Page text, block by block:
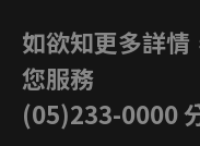
如欲知更多詳
您服務
(05)233-0000